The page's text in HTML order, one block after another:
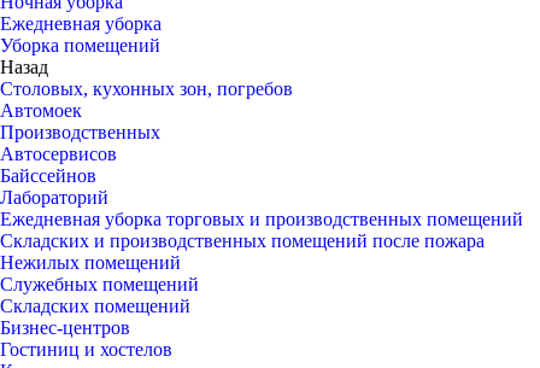
Ежедневная уборка
Уборка помещений
Назад
Столовых, кухонных зон, погребов
Автомоек
Производственных
Автосервисов
Байссейнов
Лабораторий
Ежедневная уборка торговых и производственных помещений
Складских и производственных помещений после пожара
Нежилых помещений
Служебных помещений
Складских помещений
Бизнес-центров
Гостиниц и хостелов